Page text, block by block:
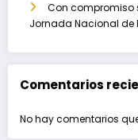
Con compromiso
Jornada Nacional de
Comentarios
No hay comentarios